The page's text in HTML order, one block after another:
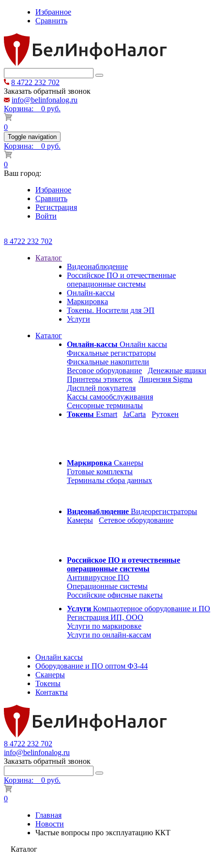
Избранное
Сравнить
8 4722 232 702
Заказать обратный звонок
info@belinfonalog.ru
Корзина:
0 руб.
0
Toggle navigation
Корзина: 0 руб.
0
Ваш город:
Избранное
Сравнить
Регистрация
Войти
8 4722 232 702
Каталог
Видеонаблюдение
Российское ПО и отечественные
операционные системы
Онлайн-кассы
Маркировка
Токены. Носители для ЭП
Услуги
Каталог
Онлайн-кассы Онлайн кассы
Фискальные регистраторы
Фискальные накопители
Весовое оборудование
Денежные ящики
Принтеры этикеток
Лицензия Sigma
Дисплей покупателя
Кассы самообслуживания
Сенсорные терминалы
Токены Esmart JaCarta Рутокен
Маркировка Сканеры
Готовые комплекты
Терминалы сбора данных
Видеонаблюдение Видеорегистраторы
Камеры
Сетевое оборудование
Российское ПО и отечественные
операционные системы
Антивирусное ПО
Операционные системы
Российские офисные пакеты
Услуги Компьютерное оборудование и ПО
Регистрация ИП, ООО
Услуги по маркировке
Услуги по онлайн-кассам
Онлайн кассы
Оборудование и ПО оптом ФЗ-44
Сканеры
Токены
Контакты
8 4722 232 702
info@belinfonalog.ru
Заказать обратный звонок
Корзина: 0 руб.
0
Главная
Новости
Частые вопросы про эксплуатацию ККТ
Каталог